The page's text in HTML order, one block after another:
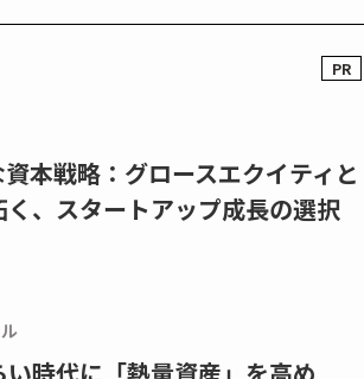
本戦略：グロースエクイティと
、スタートアップ成長の選択